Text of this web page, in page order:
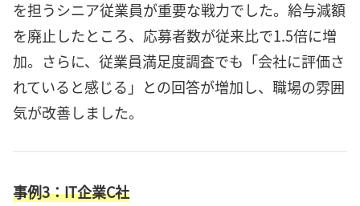
を担うシニア従業員が重要な戦力でした。給与減額
を廃止したところ、応募者数が従来比で1.5倍に増
加。さらに、従業員満足度調査でも「会社に評価さ
れていると感じる」との回答が増加し、職場の雰囲
気が改善しました。
事例3：IT企業C社